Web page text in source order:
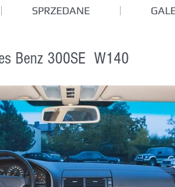
SPRZEDANE
Benz 300SE W140